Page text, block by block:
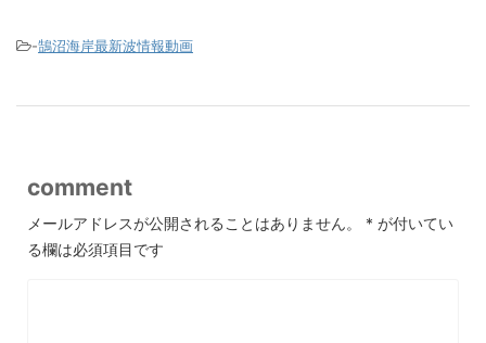
-鵠沼海岸最新波情報動画
comment
メールアドレスが公開されることはありません。 * が付いてい
る欄は必須項目です